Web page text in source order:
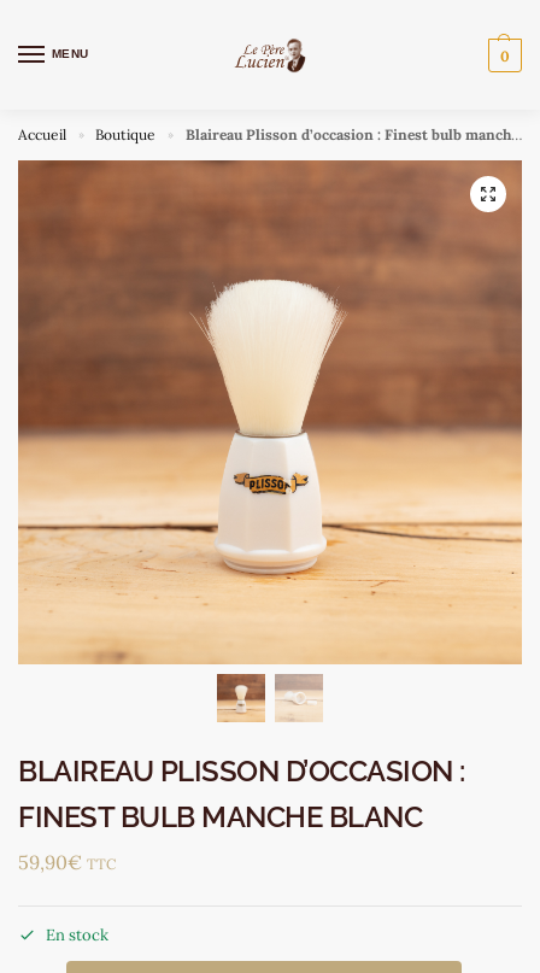
MENU 0
Accueil » Boutique » Blaireau Plisson d’occasion : Finest bulb manche blanc
BLAIREAU PLISSON D’OCCASION :
FINEST BULB MANCHE BLANC
59,90€ TTC
En stock